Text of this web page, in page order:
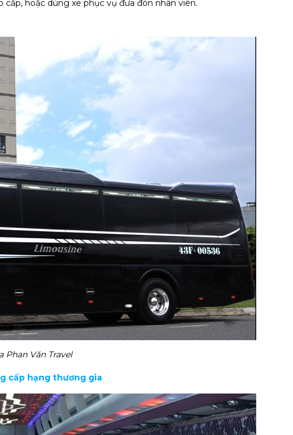
hoặc dùng xe phục vụ đưa đón nhân viên.
Phan Văn Travel
cấp hạng thương gia